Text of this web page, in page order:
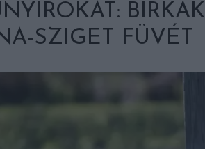
BIRKÁK
SZIGET FÜVÉT